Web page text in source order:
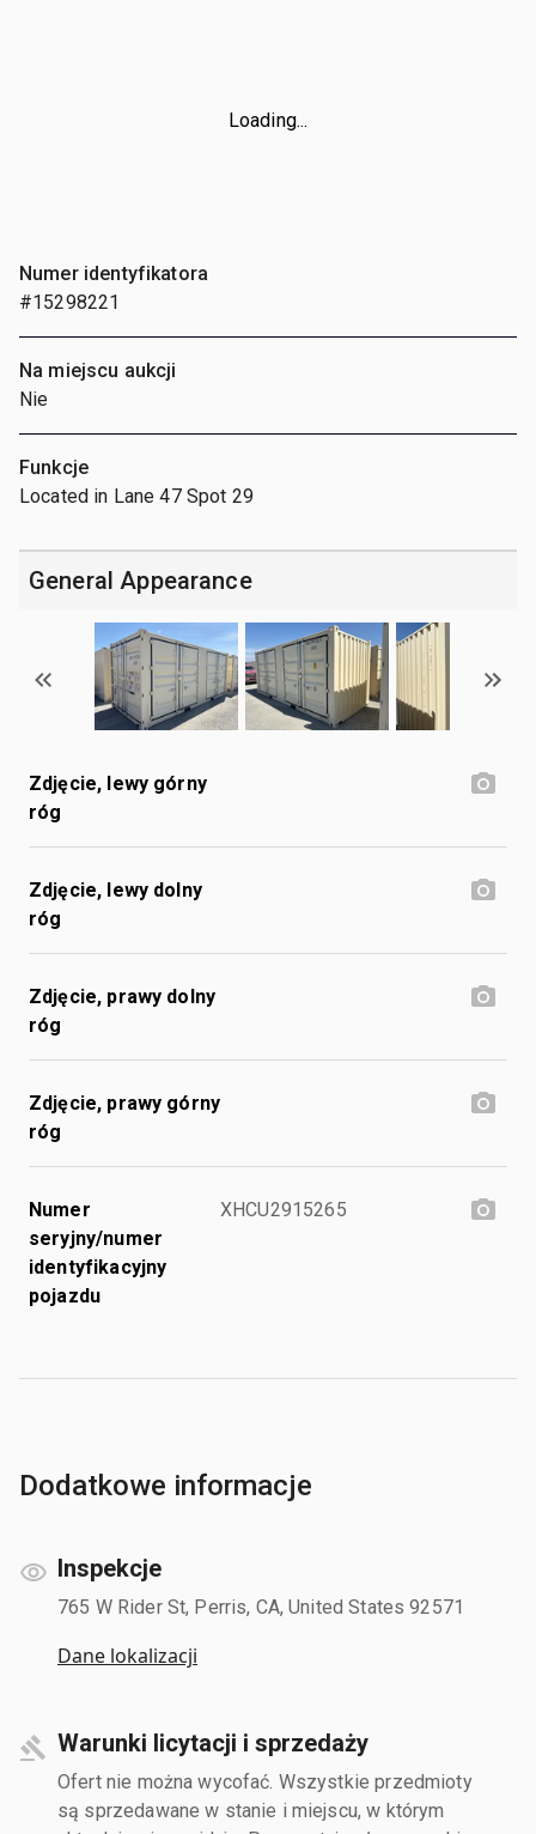
Loading...
Numer identyfikatora
#15298221
Na miejscu aukcji
Nie
Funkcje
Located in Lane 47 Spot 29
General Appearance
Zdjęcie, lewy górny
róg
Zdjęcie, lewy dolny
róg
Zdjęcie, prawy dolny
róg
Zdjęcie, prawy górny
róg
Numer
seryjny/numer
identyfikacyjny
pojazdu
XHCU2915265
Dodatkowe informacje
Inspekcje
765 W Rider St, Perris, CA, United States 92571
Dane lokalizacji
Warunki licytacji i sprzedaży
Ofert nie można wycofać. Wszystkie przedmioty
są sprzedawane w stanie i miejscu, w którym